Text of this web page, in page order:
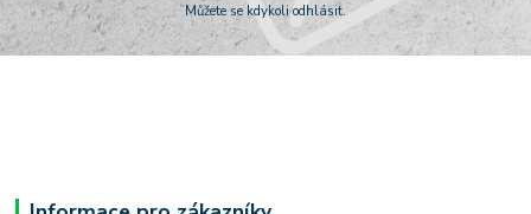
Můžete se kdykoli odhlásit.